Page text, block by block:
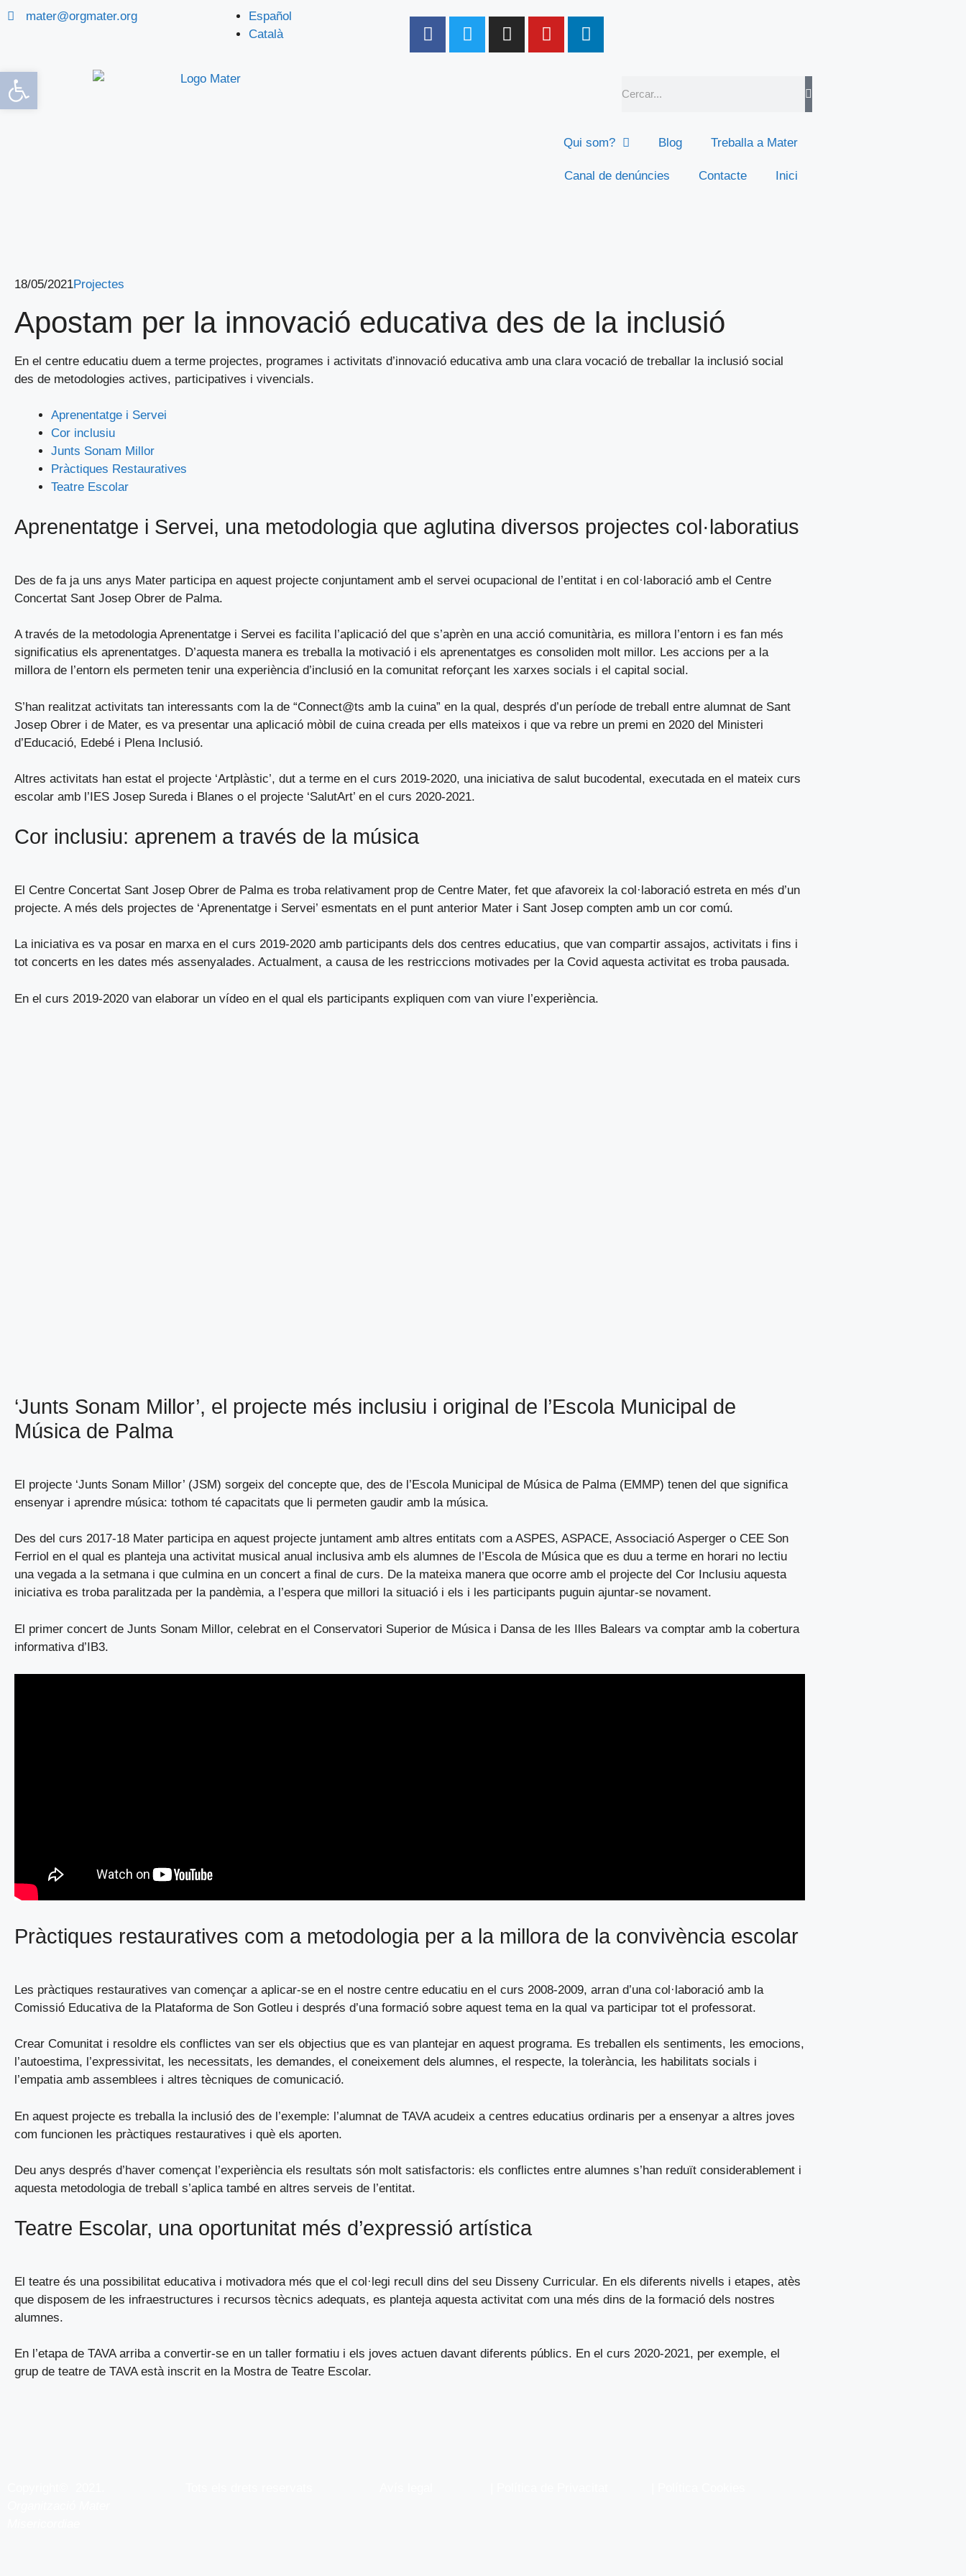
mater@orgmater.org
Español
Català
Qui som? Blog Treballa a Mater
Canal de denúncies Contacte Inici
18/05/2021Projectes
Apostam per la innovació educativa des de la inclusió
En el centre educatiu duem a terme projectes, programes i activitats d’innovació educativa amb una clara vocació de treballar la inclusió social
des de metodologies actives, participatives i vivencials.
Aprenentatge i Servei
Cor inclusiu
Junts Sonam Millor
Pràctiques Restauratives
Teatre Escolar
Aprenentatge i Servei, una metodologia que aglutina diversos projectes col·laboratius
Des de fa ja uns anys Mater participa en aquest projecte conjuntament amb el servei ocupacional de l’entitat i en col·laboració amb el Centre
Concertat Sant Josep Obrer de Palma.
A través de la metodologia Aprenentatge i Servei es facilita l’aplicació del que s’aprèn en una acció comunitària, es millora l’entorn i es fan més
significatius els aprenentatges. D’aquesta manera es treballa la motivació i els aprenentatges es consoliden molt millor. Les accions per a la
millora de l’entorn els permeten tenir una experiència d’inclusió en la comunitat reforçant les xarxes socials i el capital social.
S’han realitzat activitats tan interessants com la de “Connect@ts amb la cuina” en la qual, després d’un període de treball entre alumnat de Sant
Josep Obrer i de Mater, es va presentar una aplicació mòbil de cuina creada per ells mateixos i que va rebre un premi en 2020 del Ministeri
d’Educació, Edebé i Plena Inclusió.
Altres activitats han estat el projecte ‘Artplàstic’, dut a terme en el curs 2019-2020, una iniciativa de salut bucodental, executada en el mateix curs
escolar amb l’IES Josep Sureda i Blanes o el projecte ‘SalutArt’ en el curs 2020-2021.
Cor inclusiu: aprenem a través de la música
El Centre Concertat Sant Josep Obrer de Palma es troba relativament prop de Centre Mater, fet que afavoreix la col·laboració estreta en més d’un
projecte. A més dels projectes de ‘Aprenentatge i Servei’ esmentats en el punt anterior Mater i Sant Josep compten amb un cor comú.
La iniciativa es va posar en marxa en el curs 2019-2020 amb participants dels dos centres educatius, que van compartir assajos, activitats i fins i
tot concerts en les dates més assenyalades. Actualment, a causa de les restriccions motivades per la Covid aquesta activitat es troba pausada.
En el curs 2019-2020 van elaborar un vídeo en el qual els participants expliquen com van viure l’experiència.
‘Junts Sonam Millor’, el projecte més inclusiu i original de l’Escola Municipal de
Música de Palma
El projecte ‘Junts Sonam Millor’ (JSM) sorgeix del concepte que, des de l’Escola Municipal de Música de Palma (EMMP) tenen del que significa
ensenyar i aprendre música: tothom té capacitats que li permeten gaudir amb la música.
Des del curs 2017-18 Mater participa en aquest projecte juntament amb altres entitats com a ASPES, ASPACE, Associació Asperger o CEE Son
Ferriol en el qual es planteja una activitat musical anual inclusiva amb els alumnes de l’Escola de Música que es duu a terme en horari no lectiu
una vegada a la setmana i que culmina en un concert a final de curs. De la mateixa manera que ocorre amb el projecte del Cor Inclusiu aquesta
iniciativa es troba paralitzada per la pandèmia, a l’espera que millori la situació i els i les participants puguin ajuntar-se novament.
El primer concert de Junts Sonam Millor, celebrat en el Conservatori Superior de Música i Dansa de les Illes Balears va comptar amb la cobertura
informativa d’IB3.
Pràctiques restauratives com a metodologia per a la millora de la convivència escolar
Les pràctiques restauratives van començar a aplicar-se en el nostre centre educatiu en el curs 2008-2009, arran d’una col·laboració amb la
Comissió Educativa de la Plataforma de Son Gotleu i després d’una formació sobre aquest tema en la qual va participar tot el professorat.
Crear Comunitat i resoldre els conflictes van ser els objectius que es van plantejar en aquest programa. Es treballen els sentiments, les emocions,
l’autoestima, l’expressivitat, les necessitats, les demandes, el coneixement dels alumnes, el respecte, la tolerància, les habilitats socials i
l’empatia amb assemblees i altres tècniques de comunicació.
En aquest projecte es treballa la inclusió des de l’exemple: l’alumnat de TAVA acudeix a centres educatius ordinaris per a ensenyar a altres joves
com funcionen les pràctiques restauratives i què els aporten.
Deu anys després d’haver començat l’experiència els resultats són molt satisfactoris: els conflictes entre alumnes s’han reduït considerablement i
aquesta metodologia de treball s’aplica també en altres serveis de l’entitat.
Teatre Escolar, una oportunitat més d’expressió artística
El teatre és una possibilitat educativa i motivadora més que el col·legi recull dins del seu Disseny Curricular. En els diferents nivells i etapes, atès
que disposem de les infraestructures i recursos tècnics adequats, es planteja aquesta activitat com una més dins de la formació dels nostres
alumnes.
En l’etapa de TAVA arriba a convertir-se en un taller formatiu i els joves actuen davant diferents públics. En el curs 2020-2021, per exemple, el
grup de teatre de TAVA està inscrit en la Mostra de Teatre Escolar.
Obre la barra d'eines